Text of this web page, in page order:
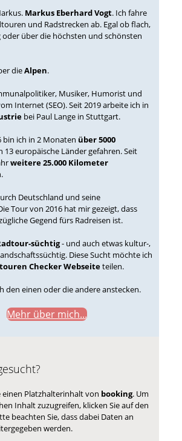
Markus Eberhard Vogt. Ich fahre
und Radstrecken ab. Egal ob flach,
oder über die höchsten und schönsten
dieAlpen.
Musiker, Humorist und
Internet (SEO). Seit 2019 arbeite ich in
bei Paul Lange in Stuttgart.
bin ich in 2 Monaten über 5000
13 europäische Länder gefahren. Seit
weitere 25.000 Kilometer
Deutschland und seine
Tour von 2016 hat mir gezeigt, dass
Gegend fürs Radreisen ist.
süchtig- und auch etwas kultur-,
Diese Sucht möchte ich
Checker Webseiteteilen.
den einen oder die andere anstecken.
Mehr über mich...
einen Platzhalterinhalt von booking. Um
Inhalt zuzugreifen, klicken Sie auf den
beachten Sie, dass dabei Daten an
werden.